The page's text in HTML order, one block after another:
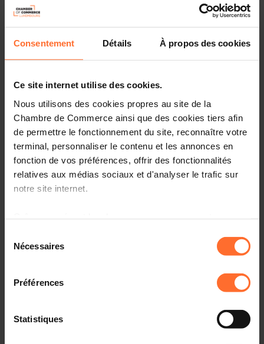
Consentement Détails À propos des cookies
Ce site internet utilise des cookies.
Nous utilisons des cookies propres au site de la
Chambre de Commerce ainsi que des cookies tiers afin
de permettre le fonctionnement du site, reconnaître votre
terminal, personnaliser le contenu et les annonces en
fonction de vos préférences, offrir des fonctionnalités
relatives aux médias sociaux et d'analyser le trafic sur
notre site internet.
à l’exception des cookies strictement nécessaires au
fonctionnement du site. Une description des différents
cookies est accessible sous l’onglet « Détails » ci-
dessus.
Il est précisé que la navigation sur le site et certaines
fonctionnalités (ex : lecture de vidéos, partage sur les
Nécessaires
Préférences
Statistiques
Affaires économiques Chambre de Commerce
Partager cet article
Ce fonds pourrait servir à lancer des appels à projets
infrastructures, des formations, des équipements sociaux,
environnementaux… avec une plus-value transfrontalière,
l’attractivité et la durabilité du territoire transfrontalier